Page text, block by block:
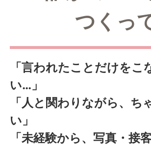
つくっ
「言われたことだけを
い…」
「人と関わりながら、
い」
「未経験から、写真・接